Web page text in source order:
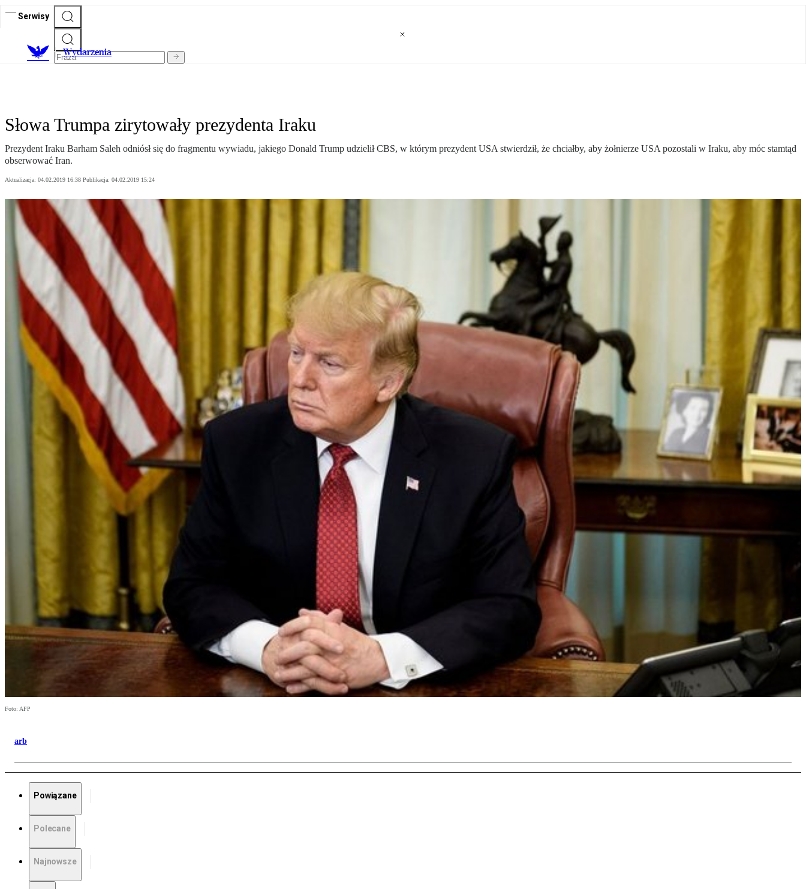
Serwisy
Wydarzenia
Słowa Trumpa zirytowały prezydenta Iraku
Prezydent Iraku Barham Saleh odniósł się do fragmentu wywiadu, jakiego Donald Trump udzielił CBS, w którym prezydent USA stwierdził, że chciałby, aby żołnierze USA pozostali w Iraku, aby móc stamtąd
obserwować Iran.
Aktualizacja: 04.02.2019 16:38 Publikacja: 04.02.2019 15:24
Foto: AFP
arb
Powiązane
Polecane
Najnowsze